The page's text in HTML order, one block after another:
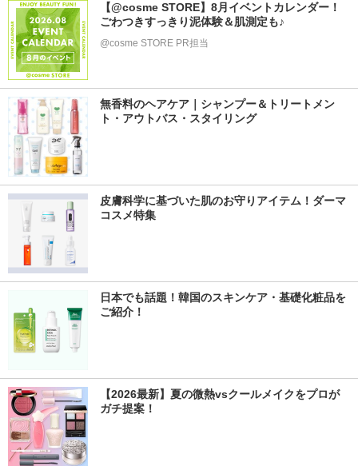
【@cosme STORE】8月イベントカレンダー！
ごわつきすっきり泥体験＆肌測定も♪
@cosme STORE PR担当
無香料のヘアケア｜シャンプー＆トリートメン
ト・アウトバス・スタイリング
皮膚科学に基づいた肌のお守りアイテム！ダーマ
コスメ特集
日本でも話題！韓国のスキンケア・基礎化粧品を
ご紹介！
【2026最新】夏の微熱vsクールメイクをプロが
ガチ提案！